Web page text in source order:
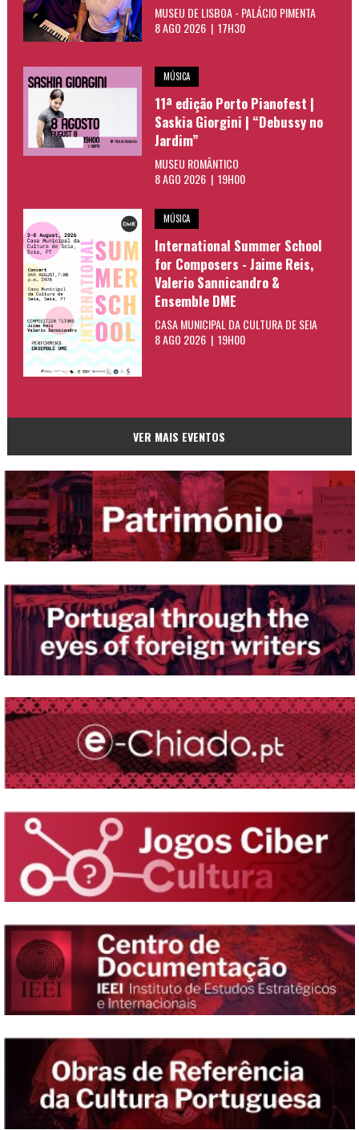
MUSEU DE LISBOA - PALÁCIO PIMENTA
8 AGO 2026 | 17H30
MÚSICA
11ª edição Porto Pianofest |
Saskia Giorgini | “Debussy no
Jardim”
MUSEU ROMÂNTICO
8 AGO 2026 | 19H00
MÚSICA
International Summer School
for Composers - Jaime Reis,
Valerio Sannicandro &
Ensemble DME
CASA MUNICIPAL DA CULTURA DE SEIA
8 AGO 2026 | 19H00
VER MAIS EVENTOS